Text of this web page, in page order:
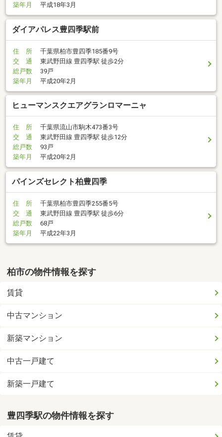
築年月
平成18年3月
ダイアパレス豊四季駅前
住 所
千葉県柏市豊四季185番9号
交 通
東武野田線 豊四季駅 徒歩2分
総戸数
39戸
築年月
平成20年2月
ヒューマンスクエアグランロマーニャ
住 所
千葉県流山市駒木473番3号
交 通
東武野田線 豊四季駅 徒歩12分
総戸数
93戸
築年月
平成20年2月
パインズセレクト柏豊四季
住 所
千葉県柏市豊四季255番5号
交 通
東武野田線 豊四季駅 徒歩6分
総戸数
68戸
築年月
平成22年3月
柏市の物件情報を探す
賃貸
中古マンション
新築マンション
中古一戸建て
新築一戸建て
豊四季駅の物件情報を探す